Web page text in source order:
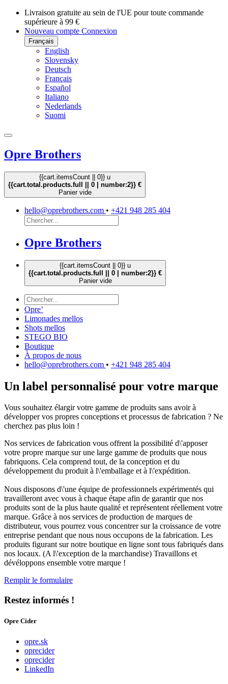
Livraison gratuite au sein de l'UE pour toute commande
supérieure à 99 €
Nouveau compte Connexion
Français
English
Slovensky
Deutsch
Français
Español
Italiano
Nederlands
Suomi
Opre Brothers
{{cart.itemsCount || 0}} u
{{cart.total.products.full || 0 | number:2}} €
Panier vide
hello@oprebrothers.com • +421 948 285 404
Opre Brothers
{{cart.itemsCount || 0}} u
{{cart.total.products.full || 0 | number:2}} €
Panier vide
Opre’
Limonades mellos
Shots mellos
STEGO BIO
Boutique
À propos de nous
hello@oprebrothers.com • +421 948 285 404
Un label personnalisé pour votre marque
Vous souhaitez élargir votre gamme de produits sans avoir à
développer vos propres conceptions et processus de fabrication ? Ne
cherchez pas plus loin !
Nos services de fabrication vous offrent la possibilité d\'apposer
votre propre marque sur une large gamme de produits que nous
fabriquons. Cela comprend tout, de la conception et du
développement du produit à l\'emballage et à l\'expédition.
Nous disposons d\'une équipe de professionnels expérimentés qui
travailleront avec vous à chaque étape afin de garantir que nos
produits sont de la plus haute qualité et représentent réellement votre
marque. Grâce à nos services de production de marques de
distributeur, vous pourrez vous concentrer sur la croissance de votre
entreprise pendant que nous nous occupons de la fabrication. Les
produits figurant sur notre boutique en ligne sont tous fabriqués dans
nos locaux. (A l\'exception de la marchandise) Travaillons et
dévéloppons ensemble votre marque !
Remplir le formulaire
Restez informés !
Opre Cider
opre.sk
oprecider
oprecider
LinkedIn